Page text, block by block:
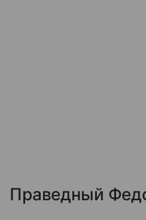
Праведный